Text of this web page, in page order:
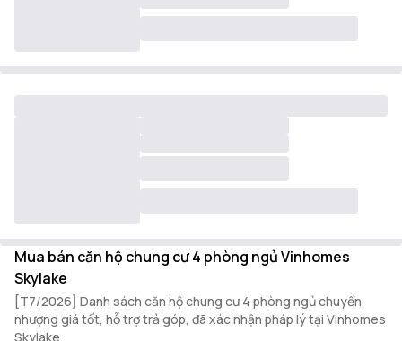
Mua bán căn hộ chung cư 4 phòng ngủ Vinhomes
Skylake
[T7/2026] Danh sách căn hộ chung cư 4 phòng ngủ chuyển
nhượng giá tốt, hỗ trợ trả góp, đã xác nhận pháp lý tại Vinhomes
Skylake